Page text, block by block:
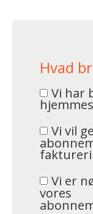
Hvad
Vi har
Vi vil
Vi er
vores